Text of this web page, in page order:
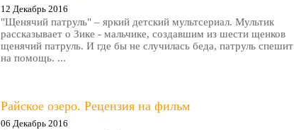
12 Декабрь 2016
"Щенячий патруль" – яркий детский мультсериал. Мультик
рассказывает о Зике - мальчике, создавшим из шести щенков
щенячий патруль. И где бы не случилась беда, патруль спешит
на помощь. ...
Райское озеро. Рецензия на фильм
06 Декабрь 2016